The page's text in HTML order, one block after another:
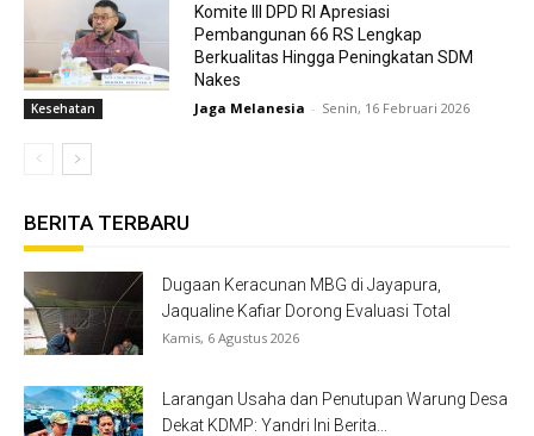
Kesehatan
Komite III DPD RI Apresiasi
Pembangunan 66 RS Lengkap
Berkualitas Hingga Peningkatan SDM
Nakes
Jaga Melanesia - Senin, 16 Februari 2026
BERITA TERBARU
Dugaan Keracunan MBG di Jayapura,
Jaqualine Kafiar Dorong Evaluasi Total
Kamis, 6 Agustus 2026
Larangan Usaha dan Penutupan Warung Desa
Dekat KDMP: Yandri Ini Berita...